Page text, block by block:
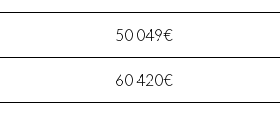
50 049€
60 420€